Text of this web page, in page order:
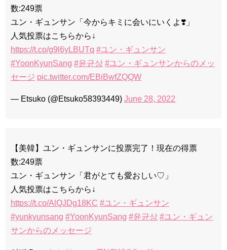
数:249票
ユン・ギュンサン「今からキミに会いにいくよ❣️」
人気投票はこちらから↓
https://t.co/g9l6yLBUTq #ユン・ギュンサン
#YoonKyunSang #윤균상 #ユン・ギュンサンからのメッ
セージ pic.twitter.com/EBiBwfZQQW
— Etsuko (@Etsuko58393449) June 28, 2022
【美韓】ユン・ギュンサンに投票完了！現在の得票
数:249票
ユン・ギュンサン「君がとても愛おしい♡」
人気投票はこちらから↓
https://t.co/AlQJDg18KC #ユン・ギュンサン
#yunkyunsang #YoonKyunSang #윤균상 #ユン・ギュン
サンからのメッセージ